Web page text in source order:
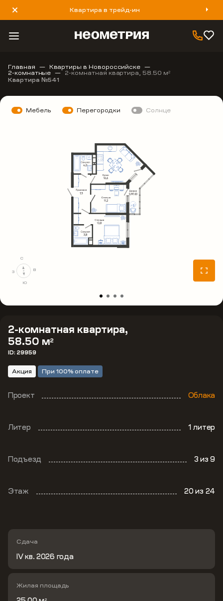
Квартира в трейд-ин
8 800 777 40 93
Главная Квартиры в Новороссийске
2-комнатные 2-комнатная квартира, 58.50 м2
Квартира №541
2-комнатная квартира,
58.50 м2
ID: 29959
Акция При 100% оплате
Проект Облака
Литер 1 литер
Подъезд 3из 9
Этаж 20из 24
Сдача
IV кв. 2026 года
Жилая площадь
2
Мебель Перегородки Солнце
С
В
Ю
З